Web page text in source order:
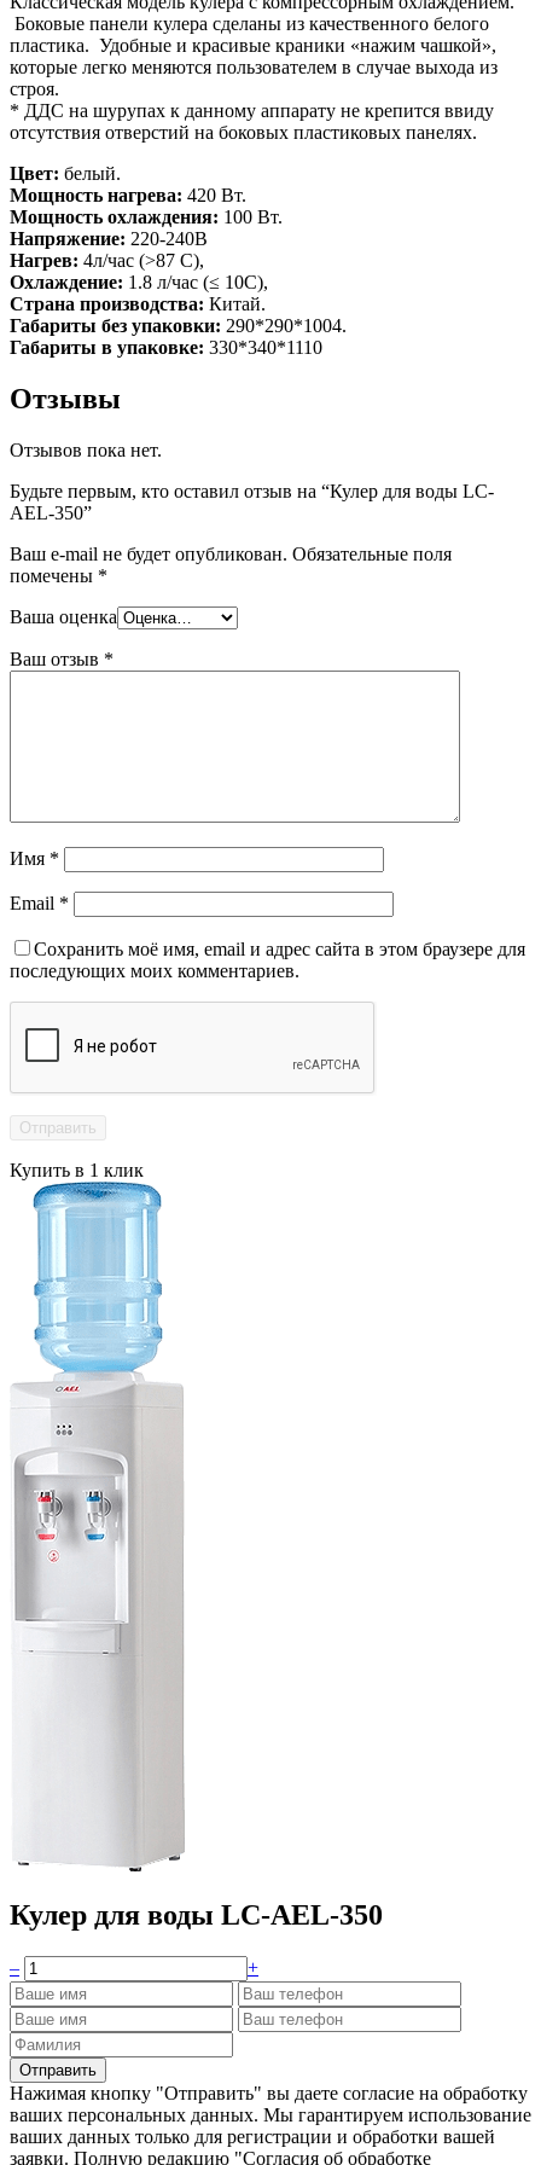
Боковые панели кулера сделаны из качественного белого
пластика. Удобные и красивые краники «нажим чашкой»,
которые легко меняются пользователем в случае выхода из
строя.
* ДДС на шурупах к данному аппарату не крепится ввиду
отсутствия отверстий на боковых пластиковых панелях.
Цвет: белый.
Мощность нагрева: 420 Вт.
Мощность охлаждения: 100 Вт.
Напряжение: 220-240В
Нагрев: 4л/час (>87 С),
Охлаждение: 1.8 л/час (≤ 10С),
Страна производства: Китай.
Габариты без упаковки: 290*290*1004.
Габариты в упаковке: 330*340*1110
Отзывы
Отзывов пока нет.
Будьте первым, кто оставил отзыв на “Кулер для воды LC-
AEL-350”
Ваш e-mail не будет опубликован. Обязательные поля
помечены *
Ваша оценка
Ваш отзыв *
Имя *
Email *
Сохранить моё имя, email и адрес сайта в этом браузере для
последующих моих комментариев.
Купить в 1 клик
Кулер для воды LC-AEL-350
– +
Нажимая кнопку "Отправить" вы даете согласие на обработку
ваших персональных данных. Мы гарантируем использование
ваших данных только для регистрации и обработки вашей
заявки. Полную редакцию "Согласия об обработке